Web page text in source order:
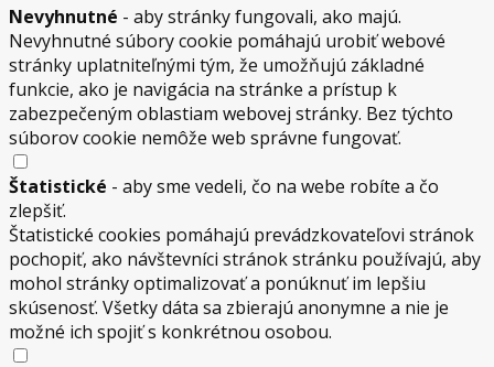
Nevyhnutné - aby stránky fungovali, ako majú.
Nevyhnutné súbory cookie pomáhajú urobiť webové
stránky uplatniteľnými tým, že umožňujú základné
funkcie, ako je navigácia na stránke a prístup k
zabezpečeným oblastiam webovej stránky. Bez týchto
súborov cookie nemôže web správne fungovať.
Štatistické - aby sme vedeli, čo na webe robíte a čo
zlepšiť.
Štatistické cookies pomáhajú prevádzkovateľovi stránok
pochopiť, ako návštevníci stránok stránku používajú, aby
mohol stránky optimalizovať a ponúknuť im lepšiu
skúsenosť. Všetky dáta sa zbierajú anonymne a nie je
možné ich spojiť s konkrétnou osobou.